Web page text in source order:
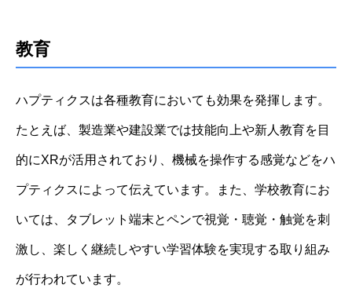
教育
ハプティクスは各種教育においても効果を発揮します。
たとえば、製造業や建設業では技能向上や新人教育を目
的にXRが活用されており、機械を操作する感覚などをハ
プティクスによって伝えています。また、学校教育にお
いては、タブレット端末とペンで視覚・聴覚・触覚を刺
激し、楽しく継続しやすい学習体験を実現する取り組み
が行われています。